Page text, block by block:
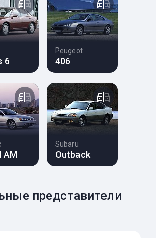
6
Peugeot
406
AM
Subaru
Outback
представители